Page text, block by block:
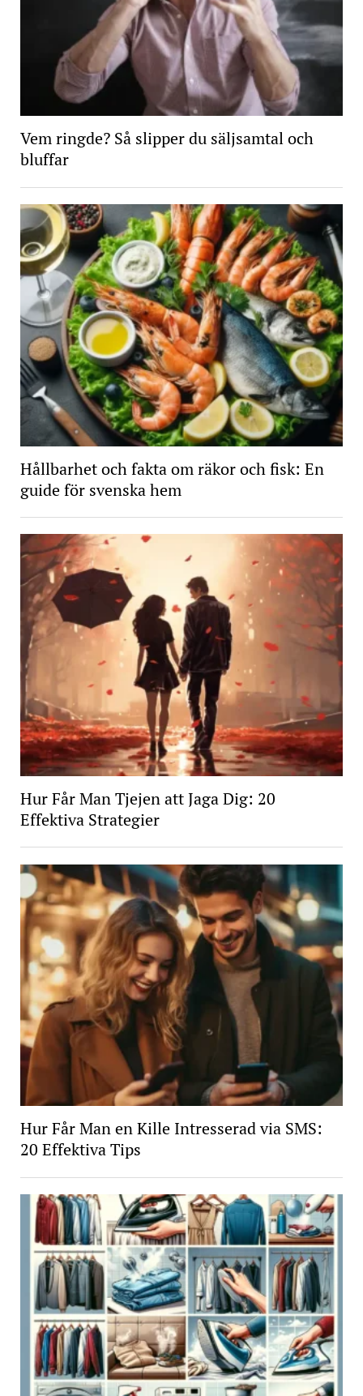
Vem ringde? Så slipper du säljsamtal och
bluffar
Hållbarhet och fakta om räkor och fisk: En
guide för svenska hem
Hur Får Man Tjejen att Jaga Dig: 20
Effektiva Strategier
Hur Får Man en Kille Intresserad via SMS:
20 Effektiva Tips